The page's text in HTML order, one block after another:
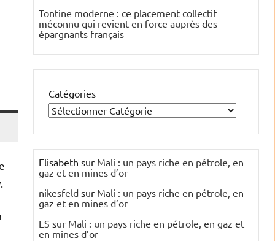
Tontine moderne : ce placement collectif
méconnu qui revient en force auprès des
épargnants français
Catégories
Elisabeth sur Mali : un pays riche en pétrole, en
gaz et en mines d’or
nikesfeld sur Mali : un pays riche en pétrole, en
gaz et en mines d’or
ES sur Mali : un pays riche en pétrole, en gaz et
en mines d’or